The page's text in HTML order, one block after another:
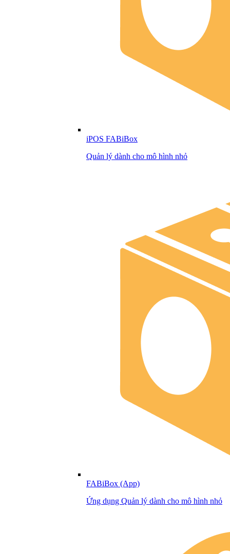
iPOS FABiBox
Quản lý dành cho mô hình nhỏ
FABiBox (App)
Ứng dụng Quản lý dành cho mô hình nhỏ